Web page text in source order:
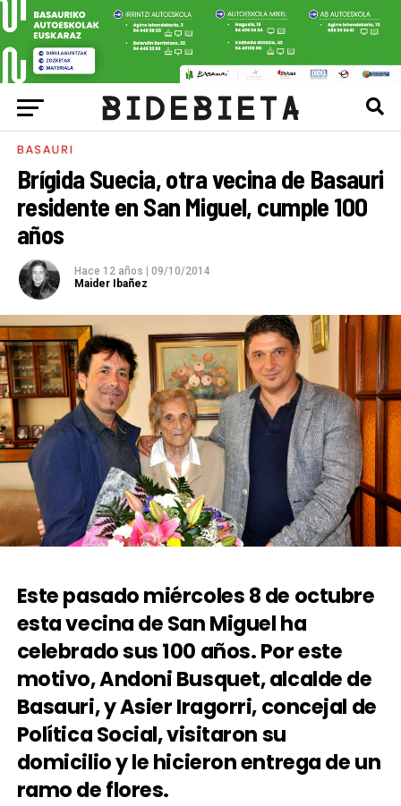
BASAURI
Brígida Suecia, otra vecina de Basauri
residente en San Miguel, cumple 100
años
Hace 12 años
09/10/2014
Maider Ibañez
Este pasado miércoles 8 de octubre
esta vecina de San Miguel ha
celebrado sus 100 años. Por este
motivo, Andoni Busquet, alcalde de
Basauri, y Asier Iragorri, concejal de
Política Social, visitaron su
domicilio y le hicieron entrega de un
ramo de flores.